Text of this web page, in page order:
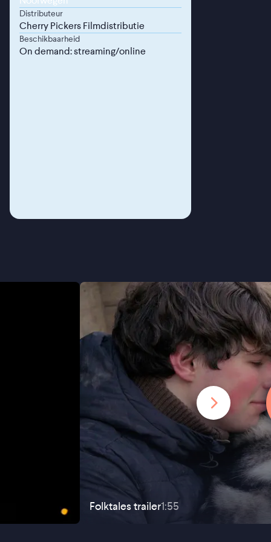
Distributeur
Cherry Pickers Filmdistributie
Beschikbaarheid
On demand: streaming/online
Folktales trailer1:55